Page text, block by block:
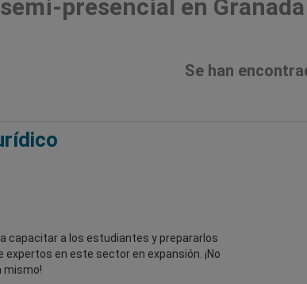
presencial en Granada
Se han
capacitar a los estudiantes y prepararlos
en este sector en expansión. ¡No
mismo!